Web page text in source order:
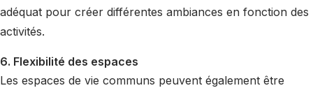
adéquat pour créer différentes ambiances en fonction des
activités.
6. Flexibilité des espaces
Les espaces de vie communs peuvent également être